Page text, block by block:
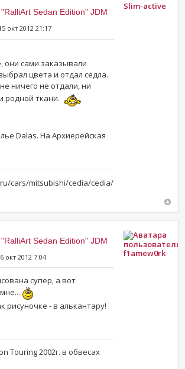
Sedan Edition" JDM
окт 2012 21:17
они сами заказывали
цвета и отдал седла.
ничего не отдали, ни
родной ткани.
Dalas. На Архиерейская
cars/mitsubishi/cedia/cedia/slim-
Slim-active
Sedan Edition" JDM
окт 2012 7:04
супер, а вот
рисуночке - в алькантару!
Touring 2002г. в обвесах
f1amew0rk